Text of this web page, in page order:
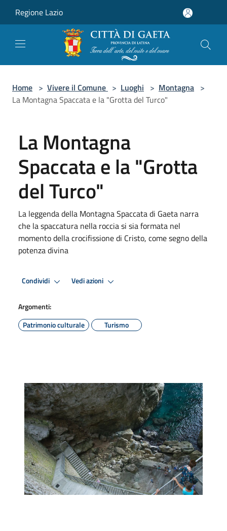
Regione Lazio
Home > Vivere il Comune > Luoghi > Montagna >
La Montagna Spaccata e la "Grotta del Turco"
La Montagna
Spaccata e la "Grotta
del Turco"
La leggenda della Montagna Spaccata di Gaeta narra
che la spaccatura nella roccia si sia formata nel
momento della crocifissione di Cristo, come segno della
potenza divina
Condividi Vedi azioni
Argomenti:
Patrimonio culturale
Turismo